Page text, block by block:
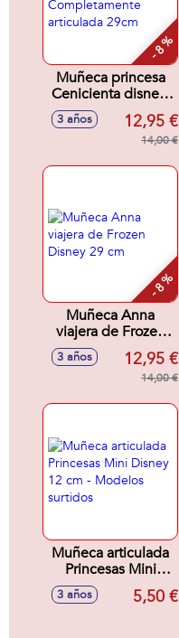
- 8 %
Muñeca princesa
Cenicienta disney.
Completamente
articulada 29cm
3 años 12,95 €
14,00 €
- 8 %
Muñeca Anna
viajera de Frozen
Disney 29 cm
3 años 12,95 €
14,00 €
Muñeca articulada
Princesas Mini
Disney 12 cm -
Modelos surtidos
3 años 5,50 €